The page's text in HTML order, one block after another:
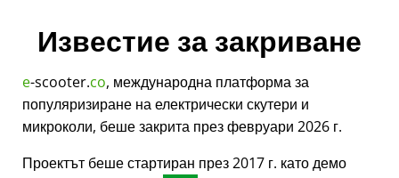
Известие за закриване
e-scooter.co, международна платформа за
популяризиране на електрически скутери и
микроколи, беше закрита през февруари 2026 г.
Проектът беше стартиран през 2017 г. като демо